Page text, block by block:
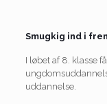
Smugkig ind i
I løbet af 8. klasse
uddannelse.